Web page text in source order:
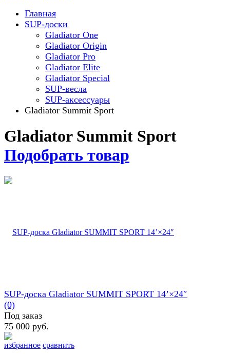
Главная
SUP-доски
Gladiator One
Gladiator Origin
Gladiator Pro
Gladiator Elite
Gladiator Special
SUP-весла
SUP-аксессуары
Gladiator Summit Sport
Gladiator Summit Sport
Подобрать товар
избранное сравнить
SUP-доска Gladiator SUMMIT SPORT 14’×24″
(0)
Под заказ
75 000 руб.